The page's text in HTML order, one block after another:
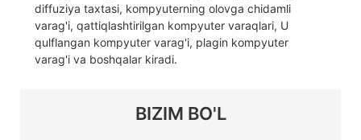
diffuziya taxtasi, kompyuterning olovga chidamli
varag'i, qattiqlashtirilgan kompyuter varaqlari, U
qulflangan kompyuter varag'i, plagin kompyuter
varag'i va boshqalar kiradi.
BIZIM BO'L